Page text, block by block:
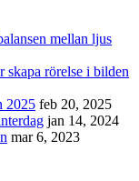
mellan ljus
skapa rörelse i bilden
2025 feb 20, 2025
jan 14, 2024
mar 6, 2023